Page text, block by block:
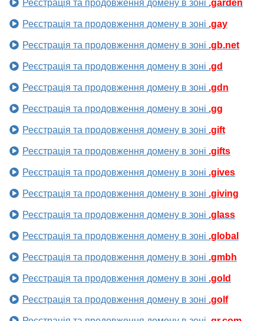
Реєстрація та продовження домену в зоні .garden
Реєстрація та продовження домену в зоні .gay
Реєстрація та продовження домену в зоні .gb.net
Реєстрація та продовження домену в зоні .gd
Реєстрація та продовження домену в зоні .gdn
Реєстрація та продовження домену в зоні .gg
Реєстрація та продовження домену в зоні .gift
Реєстрація та продовження домену в зоні .gifts
Реєстрація та продовження домену в зоні .gives
Реєстрація та продовження домену в зоні .giving
Реєстрація та продовження домену в зоні .glass
Реєстрація та продовження домену в зоні .global
Реєстрація та продовження домену в зоні .gmbh
Реєстрація та продовження домену в зоні .gold
Реєстрація та продовження домену в зоні .golf